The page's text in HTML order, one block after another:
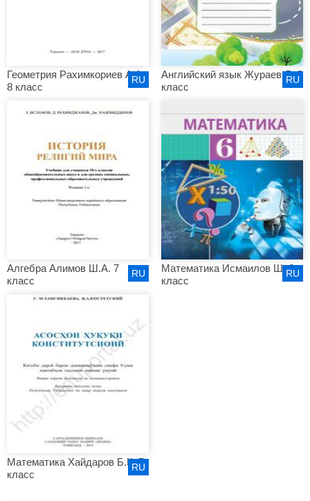
Геометрия Рахимкориев А.А.
8 класс
RU
Английский язык Жураев Л. 8
класс
RU
Алгебра Алимов Ш.А. 7
класс
RU
Математика Исмаилов Ш. 6
класс
RU
Математика Хайдаров Б.К. 5
класс
RU